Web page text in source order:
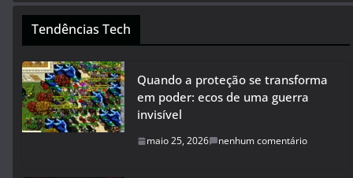
Tendências Tech
Quando a proteção se transforma
em poder: ecos de uma guerra
invisível
maio 25, 2026 nenhum comentário